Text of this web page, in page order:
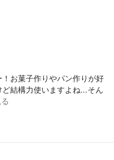
お菓子作りやパン作りが好
結構力使いますよね...そん